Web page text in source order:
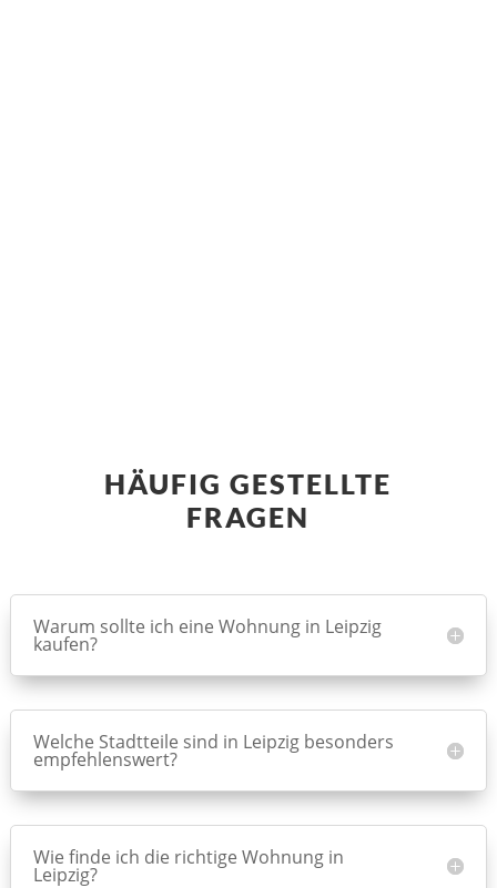
HÄUFIG GESTELLTE
FRAGEN
Warum sollte ich eine Wohnung in Leipzig
kaufen?
Welche Stadtteile sind in Leipzig besonders
empfehlenswert?
Wie finde ich die richtige Wohnung in
Leipzig?